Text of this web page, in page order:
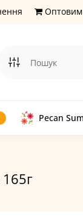
Pecan